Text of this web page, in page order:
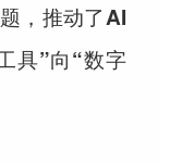
，推动了AI
具”向“数字